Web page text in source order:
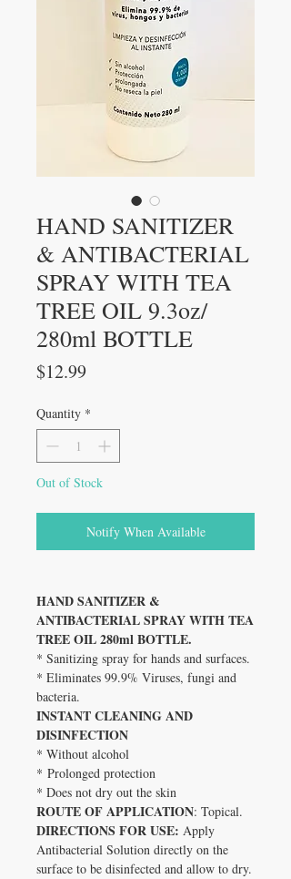
HAND SANITIZER
& ANTIBACTERIAL
SPRAY WITH TEA
TREE OIL 9.3oz/
280ml BOTTLE
$12.99Price
Quantity *
Out of Stock
Notify When Available
HAND SANITIZER &
ANTIBACTERIAL SPRAY WITH TEA
TREE OIL 280ml BOTTLE.
* Sanitizing spray for hands and surfaces.
* Eliminates 99.9% Viruses, fungi and
bacteria.
INSTANT CLEANING AND
DISINFECTION
* Without alcohol
* Prolonged protection
* Does not dry out the skin
ROUTE OF APPLICATION: Topical.
DIRECTIONS FOR USE: Apply
Antibacterial Solution directly on the
surface to be disinfected and allow to dry.